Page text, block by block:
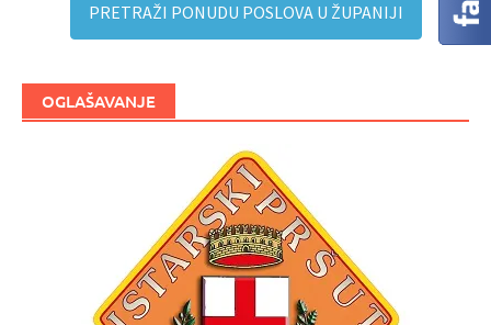
PRETRAŽI PONUDU POSLOVA U ŽUPANIJI
OGLAŠAVANJE